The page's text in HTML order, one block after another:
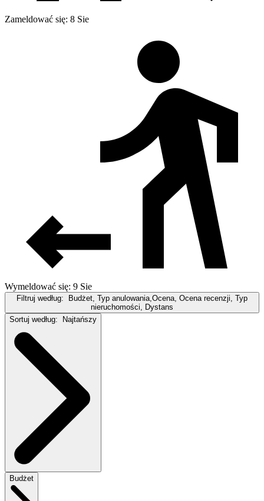
Zameldować się: 8 Sie
Wymeldować się: 9 Sie
Filtruj według: Budżet, Typ anulowania,Ocena, Ocena recenzji, Typ
nieruchomości, Dystans
Sortuj według: Najtańszy
Budżet